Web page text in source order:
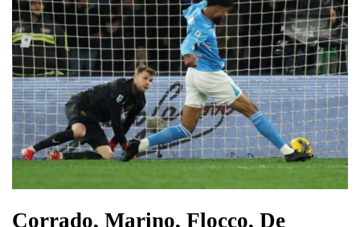
Corrado, Marino, Flocco, De